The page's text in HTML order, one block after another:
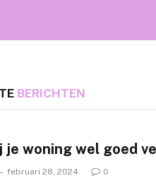
BERICHTEN
je woning wel goed
februari 28, 2024 0